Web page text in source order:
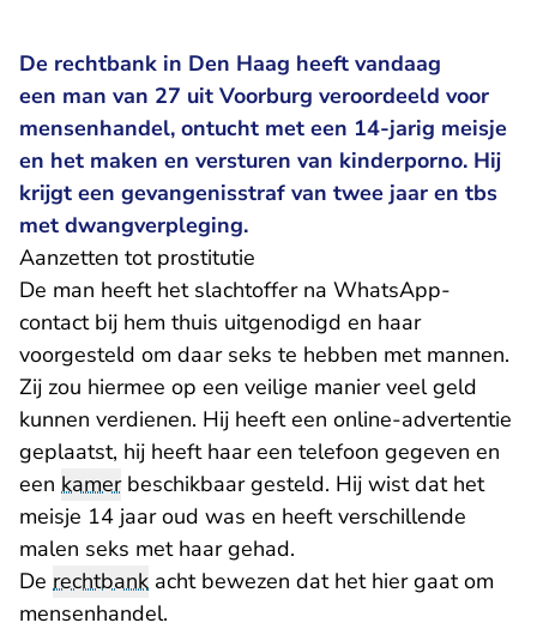
De rechtbank in Den Haag heeft vandaag
een man van 27 uit Voorburg veroordeeld voor
mensenhandel, ontucht met een 14-jarig meisje
en het maken en versturen van kinderporno. Hij
krijgt een gevangenisstraf van twee jaar en tbs
met dwangverpleging.
Aanzetten tot prostitutie
De man heeft het slachtoffer na WhatsApp-
contact bij hem thuis uitgenodigd en haar
voorgesteld om daar seks te hebben met mannen.
Zij zou hiermee op een veilige manier veel geld
kunnen verdienen. Hij heeft een online-advertentie
geplaatst, hij heeft haar een telefoon gegeven en
een kamerbeschikbaar gesteld. Hij wist dat het
meisje 14 jaar oud was en heeft verschillende
malen seks met haar gehad.
De rechtbank acht bewezen dat het hier gaat om
mensenhandel.